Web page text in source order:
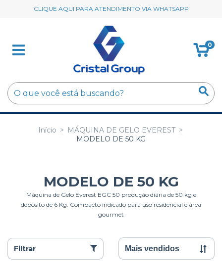
CLIQUE AQUI PARA ATENDIMENTO VIA WHATSAPP
0
Início > MÁQUINA DE GELO EVEREST >
MODELO DE 50 KG
MODELO DE 50 KG
Máquina de Gelo Everest EGC 50 produção diária de 50 kg e
depósito de 6 Kg. Compacto indicado para uso residencial e área
gourmet
Filtrar